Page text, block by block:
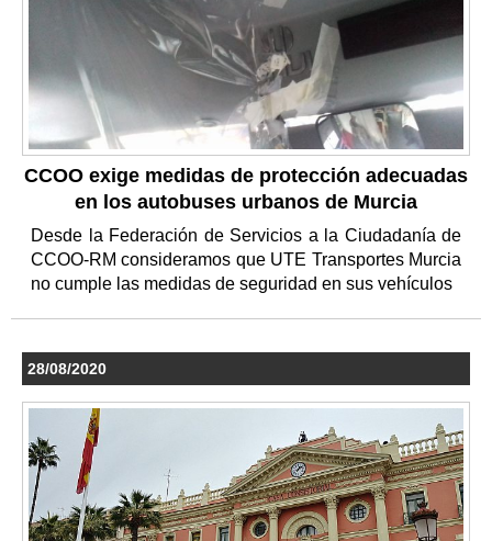
CCOO exige medidas de protección adecuadas
en los autobuses urbanos de Murcia
Desde la Federación de Servicios a la Ciudadanía de
CCOO-RM consideramos que UTE Transportes Murcia
no cumple las medidas de seguridad en sus vehículos
28/08/2020